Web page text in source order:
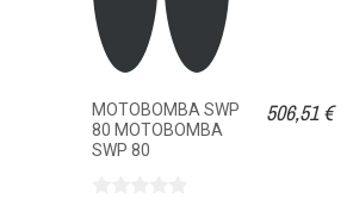
MOTOBOMBA SWP
80 MOTOBOMBA
SWP 80
506,51 €